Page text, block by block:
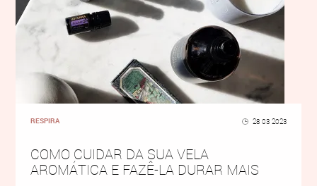
RESPIRA 28 03 2023
COMO CUIDAR DA SUA VELA
AROMÁTICA E FAZÊ-LA DURAR MAIS